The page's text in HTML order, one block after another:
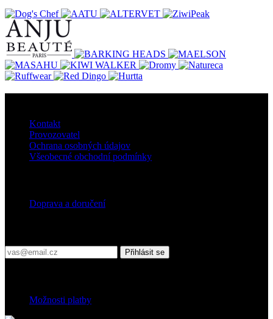
Kontakt
Provozovatel
Ochrana osobných údajov
Všeobecné obchodní podmínky
Doprava a doručení
Přihlásit se
Možnosti platby